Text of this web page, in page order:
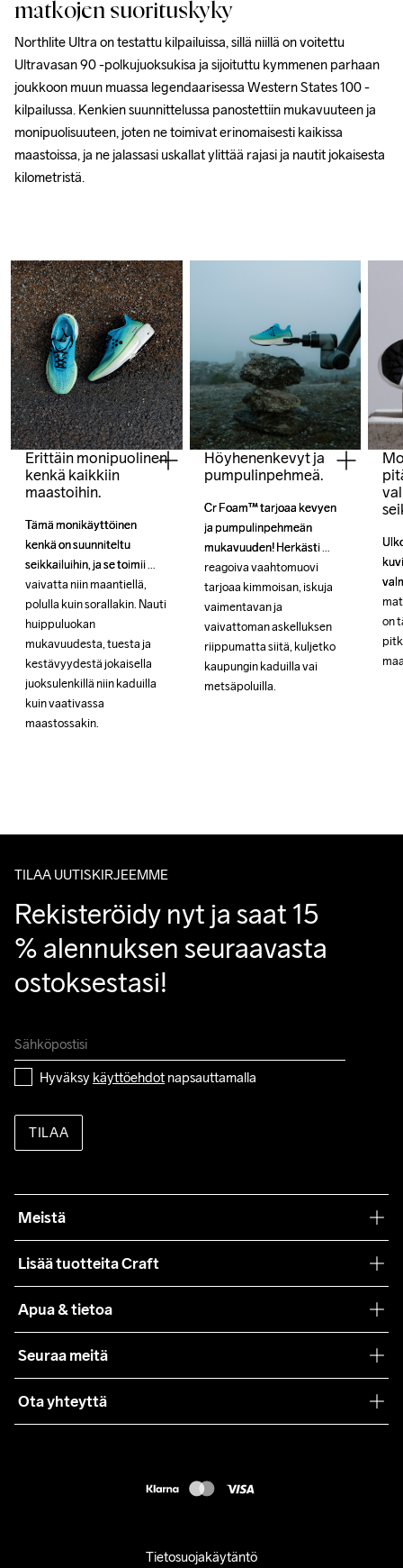
matkojen suorituskyky
Northlite Ultra on testattu kilpailuissa, sillä niillä on voitettu
Ultravasan 90 -polkujuoksukisa ja sijoituttu kymmenen parhaan
joukkoon muun muassa legendaarisessa Western States 100 -
kilpailussa. Kenkien suunnittelussa panostettiin mukavuuteen ja
monipuolisuuteen, joten ne toimivat erinomaisesti kaikissa
maastoissa, ja ne jalassasi uskallat ylittää rajasi ja nautit jokaisesta
kilometristä.
Erittäin monipuolinen
kenkä kaikkiin
maastoihin.
Tämä monikäyttöinen
kenkä on suunniteltu
seikkailuihin, ja se toimii
vaivatta niin maantiellä,
polulla kuin sorallakin. Nauti
huippuluokan
mukavuudesta, tuesta ja
kestävyydestä jokaisella
juoksulenkillä niin kaduilla
kuin vaativassa
maastossakin.
Tämä monikäyttöinen
kenkä on suunniteltu
seikkailuihin, ja se toimii
vaivatta niin maantiellä,
polulla kuin sorallakin. Nauti
huippuluokan
mukavuudesta, tuesta ja
kestävyydestä jokaisella
juoksulenkillä niin kaduilla
kuin vaativassa
maastossakin.
Höyhenenkevyt ja
pumpulinpehmeä.
Cr Foam™ tarjoaa kevyen
ja pumpulinpehmeän
mukavuuden! Herkästi
reagoiva vaahtomuovi
tarjoaa kimmoisan, iskuja
vaimentavan ja
vaivattoman askelluksen
riippumatta siitä, kuljetko
kaupungin kaduilla vai
metsäpoluilla.
Cr Foam™ tarjoaa kevyen
ja pumpulinpehmeän
mukavuuden! Herkästi
reagoiva vaahtomuovi
tarjoaa kimmoisan, iskuja
vaimentavan ja
vaivattoman askelluksen
riippumatta siitä, kuljetko
kaupungin kaduilla vai
metsäpoluilla.
on
on
TILAA UUTISKIRJEEMME
Rekisteröidy nyt ja saat 15
% alennuksen seuraavasta
ostoksestasi!
Hyväksy käyttöehdot napsauttamalla
TILAA
Meistä
Lisää tuotteita Craft
Yhteistyöt
Lehdistö
Apua & tietoa
Käyttöehdot
Asiakaspalvelu
Seuraa meitä
Ota yhteyttä
Tietosuojakäytäntö